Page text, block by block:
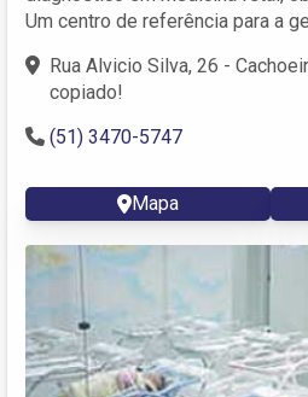
Um centro de referência para a
Rua Alvicio Silva, 26 -
copiado!
(51) 3470-5747
Mapa